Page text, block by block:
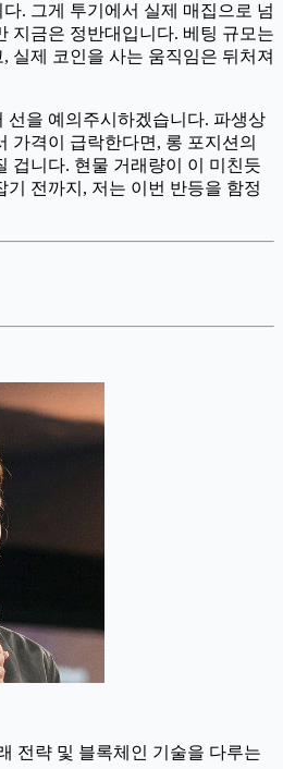
. 그게 투기에서 실제 매집으로 넘
지금은 정반대입니다. 베팅 규모는
실제 코인을 사는 움직임은 뒤처져
선을 예의주시하겠습니다. 파생상
가격이 급락한다면, 롱 포지션의
겁니다. 현물 거래량이 이 미친듯
기 전까지, 저는 이번 반등을 함정
전략 및 블록체인 기술을 다루는